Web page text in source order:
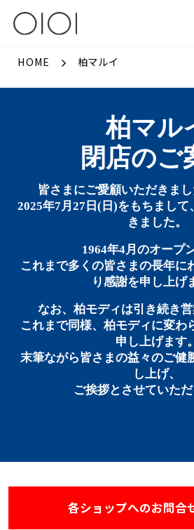
HOME 柏マルイ
柏マル
閉店のご
皆さまにご愛顧いただきまし
2025年7月27日(日)をもちまし
きました。
1964年4月のオープ
これまで多くの皆さまの長年に
り感謝を申し上げ
なお、柏モディは引き続き営
これまで同様、柏モディに変わ
申し上げます。
末筆ながら皆さまの益々のご健
し上げ、
ご挨拶とさせていただ
各ショップへのお問合